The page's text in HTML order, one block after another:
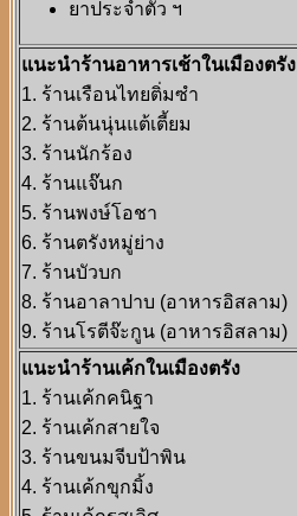
ยาประจำตัว ฯ
แนะนำร้านอาหารเช้าในเมืองตรัง
1. ร้านเรือนไทยติ่มซำ
2. ร้านต้นนุ่นแต้เตี้ยม
3. ร้านนักร้อง
4. ร้านแจ๊นก
5. ร้านพงษ์โอชา
6. ร้านตรังหมู่ย่าง
7. ร้านบัวบก
8. ร้านอาลาปาบ (อาหารอิสลาม)
9. ร้านโรตีจ๊ะกูน (อาหารอิสลาม)
แนะนำร้านเค้กในเมืองตรัง
1. ร้านเค้กคนิฐา
2. ร้านเค้กสายใจ
3. ร้านขนมจีบป้าพิน
4. ร้านเค้กขุกมิ้ง